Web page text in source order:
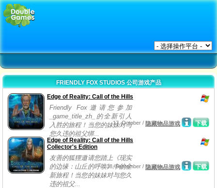
FRIENDLY FOX STUDIOS 公司游戏产品
Edge of Reality: Call of the Hills
Friendly Fox邀请您参加
_game_title_zh_的全新引人
入胜的旅程！当您的妹妹对与
您久违的祖父绑...
下载
17, October / 隐藏物品游戏
Edge of Reality: Call of the Hills
Collector's Edition
友善的狐狸邀请您踏上《现实
的边缘：山丘的呼唤》中的全
新旅程！当您的妹妹对与您久
违的祖父...
下载
18, September / 隐藏物品游戏